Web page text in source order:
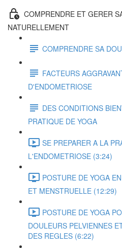
COMPRENDRE ET GERER
NATURELLEMENT
COMPRENDRE SA
FACTEURS
D'ENDOMETRIOSE
DES CONDITIONS
PRATIQUE DE YOGA
SE PREPARER A LA
L'ENDOMETRIOSE (3:24)
POSTURE DE YOGA
ET MENSTRUELLE (12:29)
POSTURE DE YOGA
DOULEURS PELVIENNES
DES REGLES (6:22)